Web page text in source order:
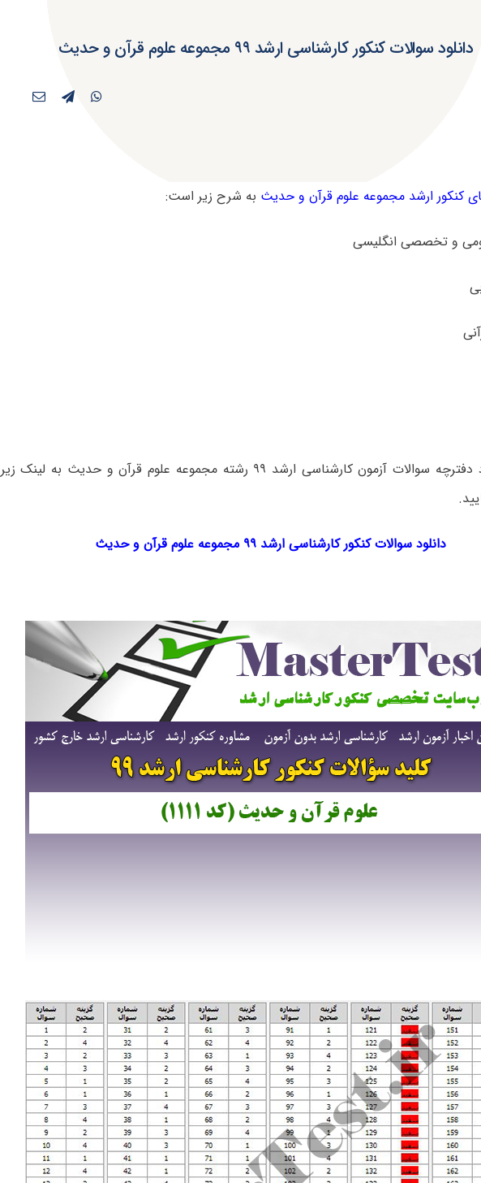
دانلود سوالات کنکور کارشناسی ارشد ۹۹ مجموعه علوم قرآن و حدیث
کنکور ارشد مجموعه علوم قرآن و حدیث به شرح زیر است:
برای دانلود دفترچه سوالات آزمون کارشناسی ارشد ۹۹ رشته مجموعه علوم قرآن و حدیث به لینک زیر
دانلود سوالات کنکور کارشناسی ارشد ۹۹ مجموعه علوم قرآن و حدیث